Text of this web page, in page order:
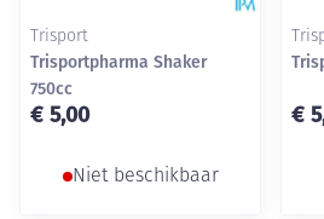
Trisport
Trisportpharma Shaker
750cc
€ 5,00
Niet beschikbaar
€